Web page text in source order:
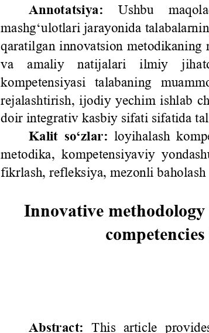
Annotatsiya:
Ushbu
mashg‘ulotlari jarayonida
qaratilgan innovatsion metodikaning
va    amaliy    natijalari    ilmiy    jiha
kompetensiyasi   talabaning
rejalashtirish,  ijodiy  yechim  ishlab
doir integrativ kasbiy sifati sifatida
Kalit  so‘zlar: loyihalash
metodika,  kompetensiyaviy
fikrlash, refleksiya, mezonli baholash
Innovative
Abstract: This  article